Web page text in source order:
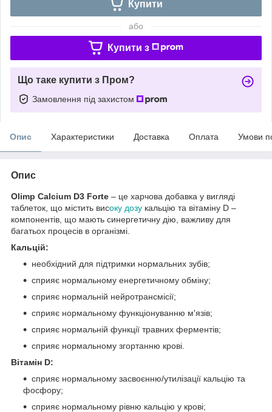
Купити
або
Купити з
Що таке купити з Пром?
Замовлення під захистом
Опис Характеристики Доставка Оплата Умови
Опис
Оlimp Calcium D3 Forte – це харчова добавка у вигляді
таблеток, що містить високу дозу кальцію та вітаміну D –
компонентів, що мають синергетичну дію, важливу для
багатьох процесів в організмі.
Кальцій:
необхідний для підтримки нормальних зубів;
сприяє нормальному енергетичному обміну;
сприяє нормальній нейротрансмісії;
сприяє нормальному функціонуванню м'язів;
сприяє нормальній функції травних ферментів;
сприяє нормальному згортанню крові.
Вітамін D:
сприяє нормальному засвоєнню/утилізації кальцію та
фосфору;
сприяє нормальному рівню кальцію у крові;